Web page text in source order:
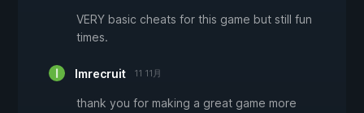
VERY basic cheats for this game but still fun
times.
Imrecruit 11 11月
thank you for making a great game more